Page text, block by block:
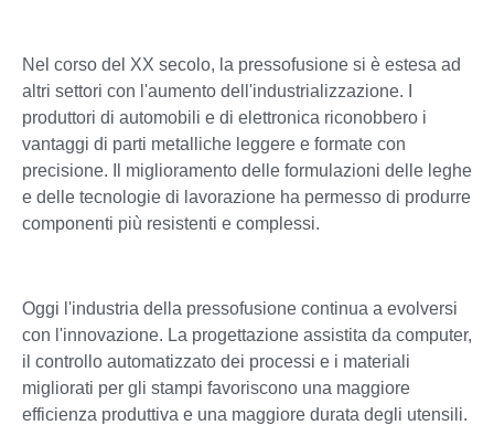
Nel corso del XX secolo, la pressofusione si è estesa ad
altri settori con l'aumento dell'industrializzazione. I
produttori di automobili e di elettronica riconobbero i
vantaggi di parti metalliche leggere e formate con
precisione. Il miglioramento delle formulazioni delle leghe
e delle tecnologie di lavorazione ha permesso di produrre
componenti più resistenti e complessi.
Oggi l'industria della pressofusione continua a evolversi
con l'innovazione. La progettazione assistita da computer,
il controllo automatizzato dei processi e i materiali
migliorati per gli stampi favoriscono una maggiore
efficienza produttiva e una maggiore durata degli utensili.